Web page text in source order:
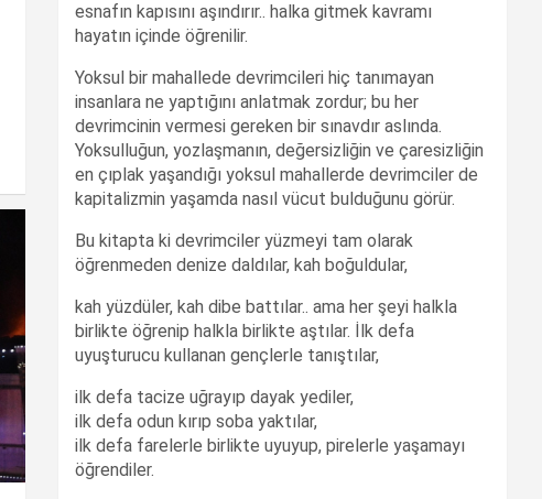
esnafın kapısını aşındırır.. halka gitmek kavramı
hayatın içinde öğrenilir.
Yoksul bir mahallede devrimcileri hiç tanımayan
insanlara ne yaptığını anlatmak zordur; bu her
devrimcinin vermesi gereken bir sınavdır aslında.
Yoksulluğun, yozlaşmanın, değersizliğin ve çaresizliğin
en çıplak yaşandığı yoksul mahallerde devrimciler de
kapitalizmin yaşamda nasıl vücut bulduğunu görür.
Bu kitapta ki devrimciler yüzmeyi tam olarak
öğrenmeden denize daldılar, kah boğuldular,
kah yüzdüler, kah dibe battılar.. ama her şeyi halkla
birlikte öğrenip halkla birlikte aştılar. İlk defa
uyuşturucu kullanan gençlerle tanıştılar,
ilk defa tacize uğrayıp dayak yediler,
ilk defa odun kırıp soba yaktılar,
ilk defa farelerle birlikte uyuyup, pirelerle yaşamayı
öğrendiler.